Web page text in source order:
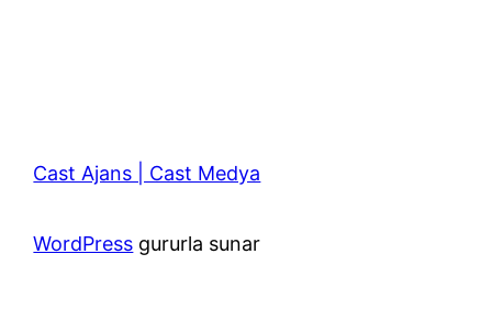
Cast Ajans | Cast Medya
WordPress gururla sunar